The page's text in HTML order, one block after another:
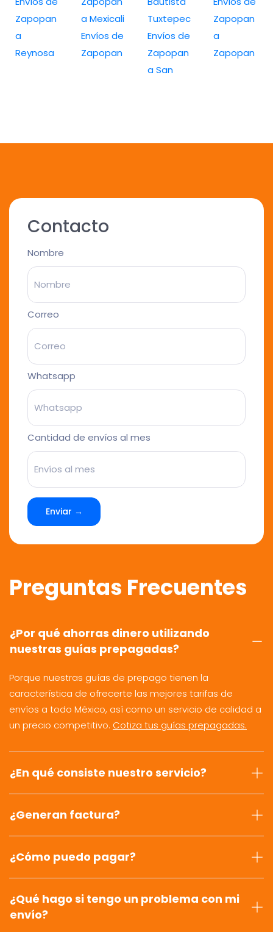
Zapopan
a
Reynosa
a Mexicali
Envíos de
Zapopan
Tuxtepec
Envíos de
Zapopan
a San
Zapopan
a
Zapopan
Contacto
Nombre
Correo
Whatsapp
Cantidad de envíos al mes
Enviar →
Preguntas Frecuentes
¿Por qué ahorras dinero utilizando
nuestras guías prepagadas?
Porque nuestras guías de prepago tienen la
característica de ofrecerte las mejores tarifas de
envíos a todo México, así como un servicio de calidad a
un precio competitivo. Cotiza tus guías prepagadas.
¿En qué consiste nuestro servicio?
¿Generan factura?
¿Cómo puedo pagar?
¿Qué hago si tengo un problema con mi
envío?